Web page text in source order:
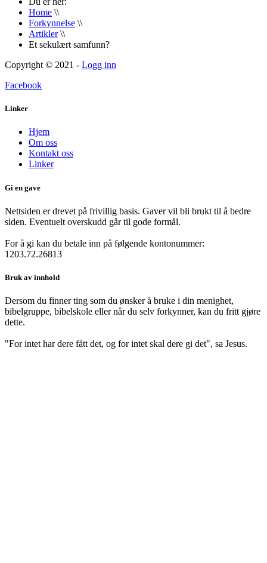
Home \\
Forkynnelse \\
Artikler \\
Et sekulært samfunn?
Copyright © 2021 - Logg inn
Facebook
Linker
Hjem
Om oss
Kontakt oss
Linker
Gi en gave
Nettsiden er drevet på frivillig basis. Gaver vil bli brukt til å bedre
siden. Eventuelt overskudd går til gode formål.
For å gi kan du betale inn på følgende kontonummer:
1203.72.26813
Bruk av innhold
Dersom du finner ting som du ønsker å bruke i din menighet,
bibelgruppe, bibelskole eller når du selv forkynner, kan du fritt gjøre
dette.
"For intet har dere fått det, og for intet skal dere gi det", sa Jesus.